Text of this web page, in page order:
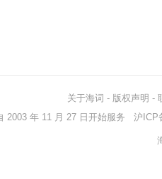
关于海词 - 版权声明 -
2003 年 11 月 27 日开始服务 沪ICP